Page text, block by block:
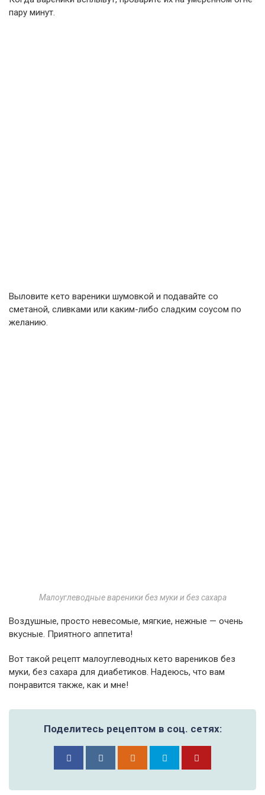
пару минут.
Выловите кето вареники шумовкой и подавайте со
сметаной, сливками или каким-либо сладким соусом по
желанию.
Малоуглеводные вареники без муки и без сахара
Воздушные, просто невесомые, мягкие, нежные — очень
вкусные. Приятного аппетита!
Вот такой рецепт малоуглеводных кето вареников без
муки, без сахара для диабетиков. Надеюсь, что вам
понравится также, как и мне!
Поделитесь рецептом в соц. сетях: